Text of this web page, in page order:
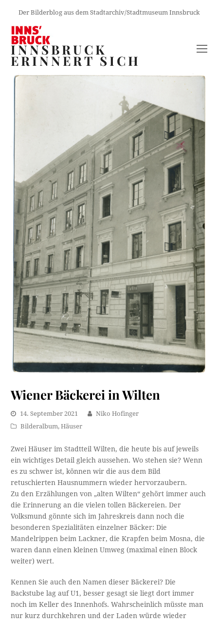
Der Bilderblog aus dem Stadtarchiv/Stadtmuseum Innsbruck
INNSBRUCK
ERINNERT SICH
Wiener Bäckerei in Wilten
14. September 2021
Niko Hofinger
Bilderalbum,Häuser
Zwei Häuser im Stadtteil Wilten, die heute bis auf jeweils
ein wichtiges Detail gleich aussehen. Wo stehen sie? Wenn
es zu schwer ist, können wir die aus dem Bild
retuschierten Hausnummern wieder hervorzaubern.
Zu den Erzählungen von „alten Wilten“ gehört immer auch
die Erinnerung an die vielen tollen Bäckereien. Der
Volksmund gönnte sich im Jahreskreis dann noch die
besonderen Spezialitäten einzelner Bäcker: Die
Mandelrippen beim Lackner, die Krapfen beim Mosna, die
waren dann einen kleinen Umweg (maximal einen Block
weiter) wert.
Kennen Sie auch den Namen dieser Bäckerei? Die
Backstube lag auf U1, besser gesagt sie liegt dort immer
noch im Keller des Innenhofs. Wahrscheinlich müsste man
nur kurz durchkehren und der Laden würde wieder